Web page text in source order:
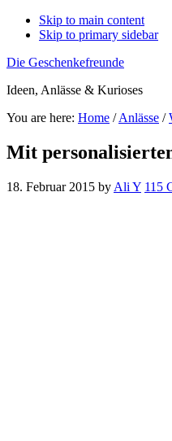
Skip to main content
Skip to primary sidebar
Die Geschenkefreunde
Ideen, Anlässe & Kurioses
You are here: Home / Anlässe /
Mit
18. Februar 2015 by Ali Y 115